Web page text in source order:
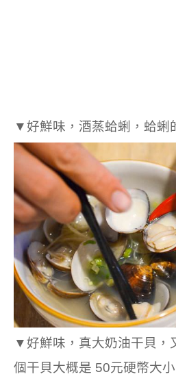
▼好鮮味，酒蒸蛤蜊，蛤蜊
▼好鮮味，真大奶油干貝，
個干貝大概是 50元硬幣大